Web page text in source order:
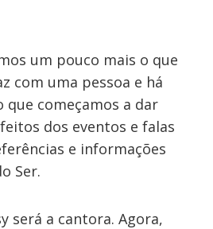
um pouco mais o que
com uma pessoa e há
começamos a dar
dos eventos e falas
e informações
Ser.
será a cantora. Agora,